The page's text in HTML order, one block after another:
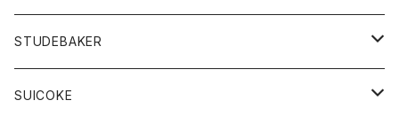
Tシャツ
バック
カーディガン
ショートパンツ
パンツ
レディース
カットソー
カットソー
ボトム
パンツ
財布
バッグ
STUDEBAKER
アクセサリー
SUICOKE